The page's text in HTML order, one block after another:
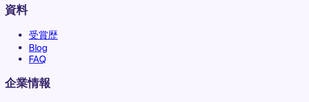
資料
受賞歴
Blog
FAQ
企業情報